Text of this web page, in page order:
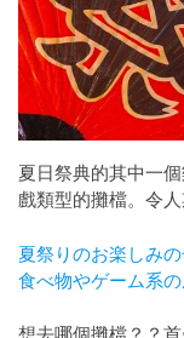
夏日祭典的其中一
戲類型的攤檔。令
夏祭りのお楽しみ
食べ物やゲーム系
想去哪個攤檔？？